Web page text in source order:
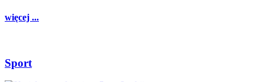
więcej ...
Sport